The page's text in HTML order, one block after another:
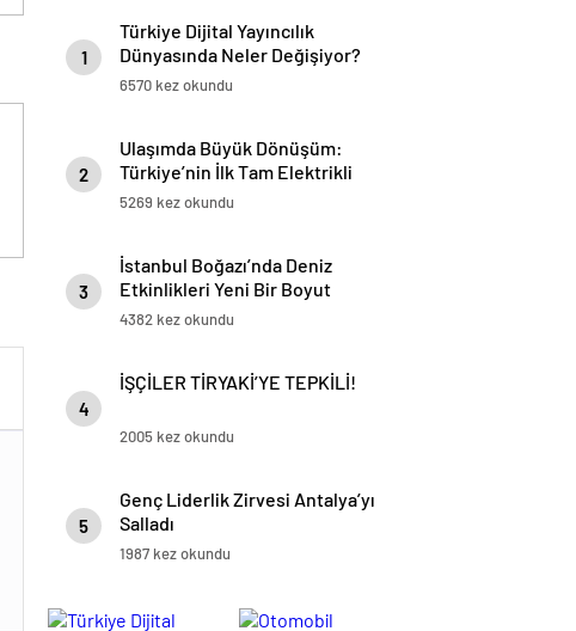
1
Türkiye Dijital Yayıncılık
Dünyasında Neler Değişiyor?
6570 kez okundu
2
Ulaşımda Büyük Dönüşüm:
Türkiye’nin İlk Tam Elektrikli
Akaryakıt İstasyonu Deneyimi
5269 kez okundu
3
İstanbul Boğazı’nda Deniz
Etkinlikleri Yeni Bir Boyut
Kazanıyor
4382 kez okundu
4
İŞÇİLER TİRYAKİ’YE TEPKİLİ!
2005 kez okundu
5
Genç Liderlik Zirvesi Antalya’yı
Salladı
1987 kez okundu